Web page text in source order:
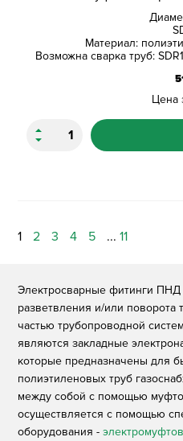
Материал:
Возможна сварка труб:
Цена
1 2 3 4 5 ... 11
Электросварные фитинги
разветвления и/или поворота
частью трубопроводной
являются закладные
которые предназначены для
полиэтиленовых труб
между собой с помощью
осуществляется с помощью
оборудования -